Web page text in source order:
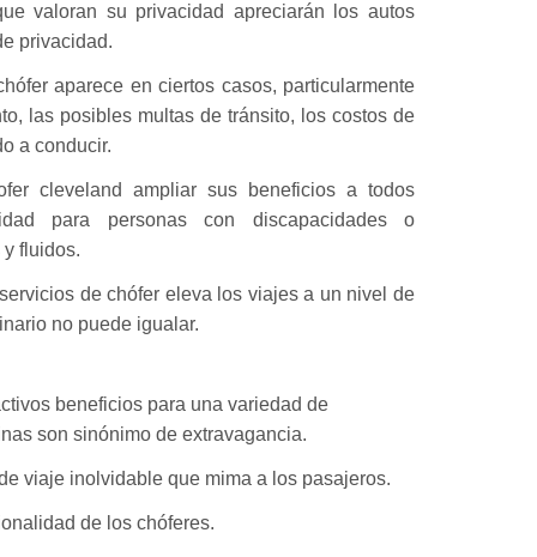
valoran su privacidad apreciarán los autos
privacidad.
aparece en ciertos casos, particularmente
las posibles multas de tránsito, los costos de
a conducir.
cleveland ampliar sus beneficios a todos
para personas con discapacidades o
fluidos.
de chófer eleva los viajes a un nivel de
no puede igualar.
beneficios para una variedad de
son sinónimo de extravagancia.
viaje inolvidable que mima a los pasajeros.
de los chóferes.